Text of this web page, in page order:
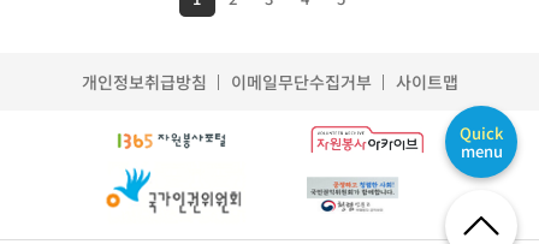
Quick
menu
개인정보취급방침 이메일무단수집거부 사이트맵